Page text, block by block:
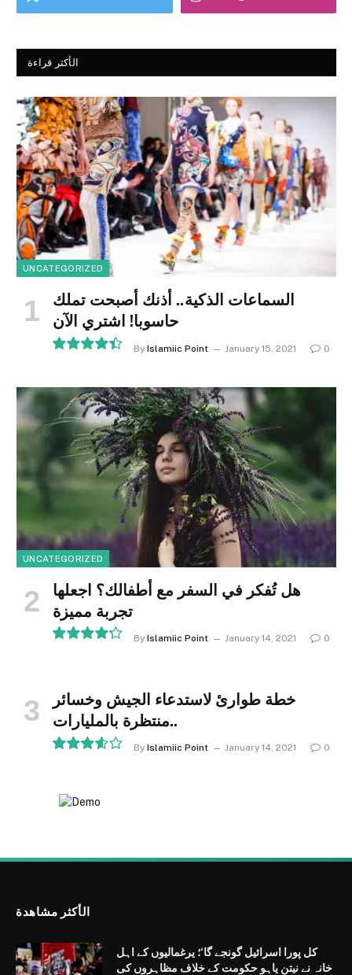
الأكثر قراءة
UNCATEGORIZED
السماعات الذكية.. أذنك أصبحت تملك
حاسوبا! اشتري الآن
By Islamiic Point January 15, 2021 0
UNCATEGORIZED
هل تُفكر في السفر مع أطفالك؟ اجعلها
تجربة مميزة
By Islamiic Point January 14, 2021 0
خطة طوارئ لاستدعاء الجيش وخسائر
منتظرة بالمليارات..
By Islamiic Point January 14, 2021 0
الأكثر مشاهدة
کل پورا اسرائیل گونجے گا‘؛ یرغمالیوں کے اہل
خانہ نے نیتن یاہو حکومت کے خلاف مظاہروں کی